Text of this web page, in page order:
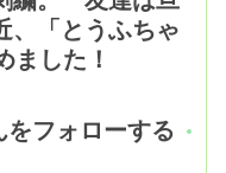
、「とうふちゃ
ました！
をフォローする